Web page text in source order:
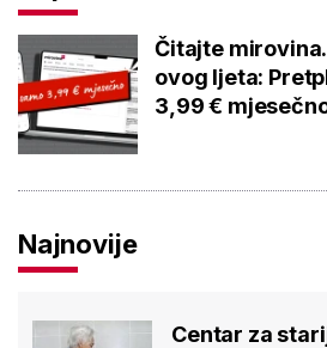
Čitajte
ovog ljeta:
3,99 €
Najnovije
Centar za